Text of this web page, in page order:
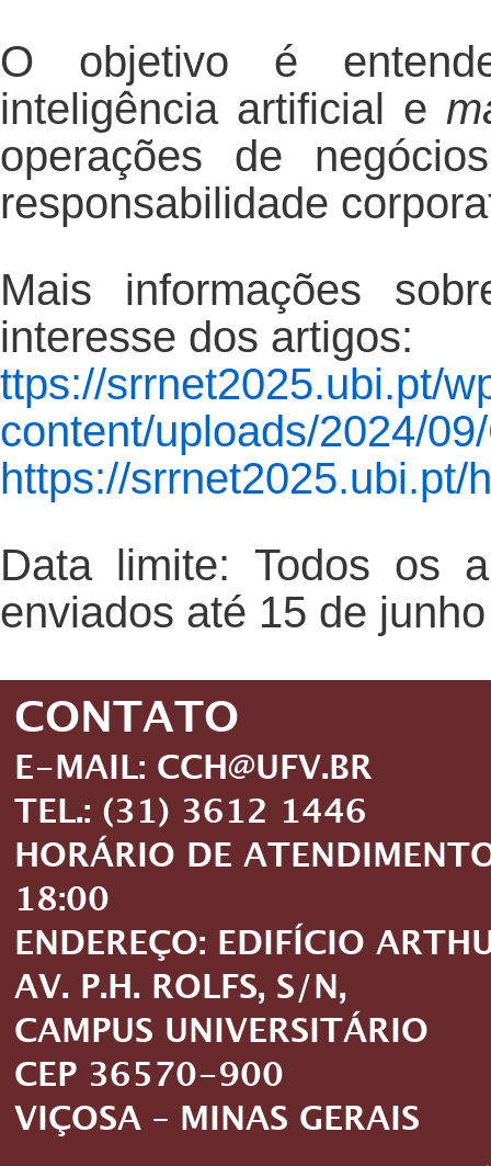
O objetivo é
inteligência artificial e
operações de
responsabilidade
Mais informações
interesse dos artigos:
ttps://srrnet2025.ubi.pt/
content/uploads/2024/
https://srrnet2025.ubi.pt/
Data limite: Todos os
enviados até 15 de
CONTATO
E-MAIL: CCH@UFV.BR
TEL.: (31) 3612 1446
HORÁRIO DE
18:00
ENDEREÇO: EDIFÍCIO
AV. P.H. ROLFS, S/N,
CAMPUS UNIVERSITÁRIO
CEP 36570-900
VIÇOSA – MINAS GERAIS